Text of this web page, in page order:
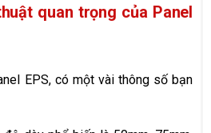
quan trọng của Panel
EPS, có một vài thông số bạn